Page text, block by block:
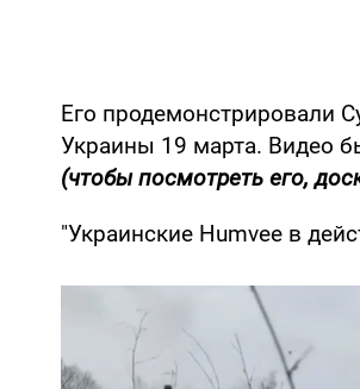
Его продемонстрировали
Украины 19 марта. Видео
(чтобы посмотреть его,
"Украинские Humvee в